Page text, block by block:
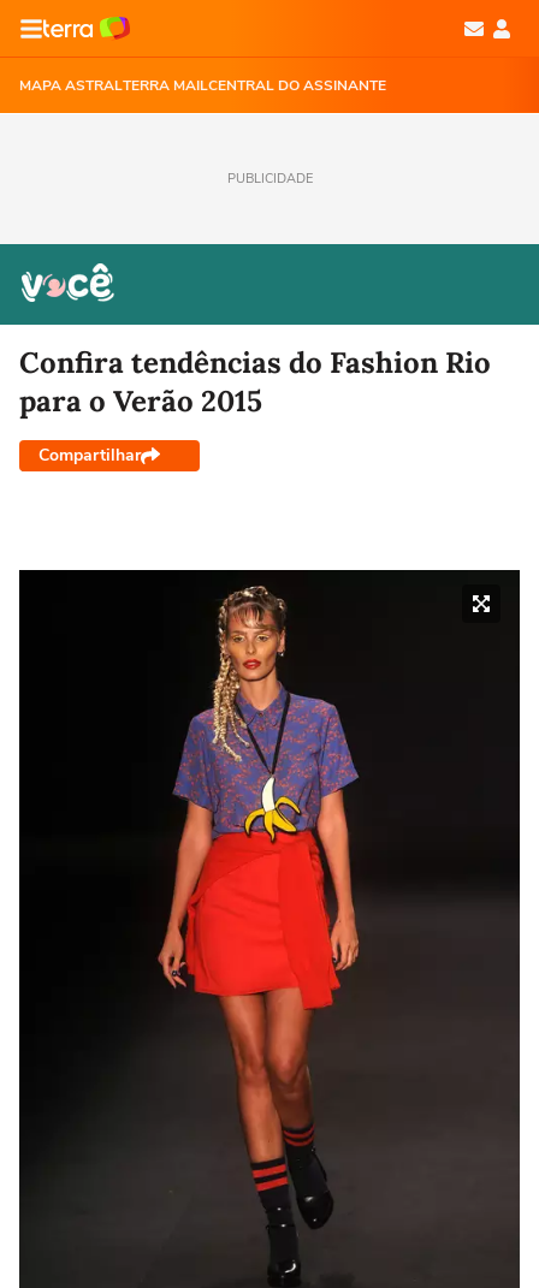
MAPA ASTRALTERRA MAILCENTRAL DO ASSINANTE
PUBLICIDADE
Confira tendências do Fashion Rio
para o Verão 2015
Compartilhar